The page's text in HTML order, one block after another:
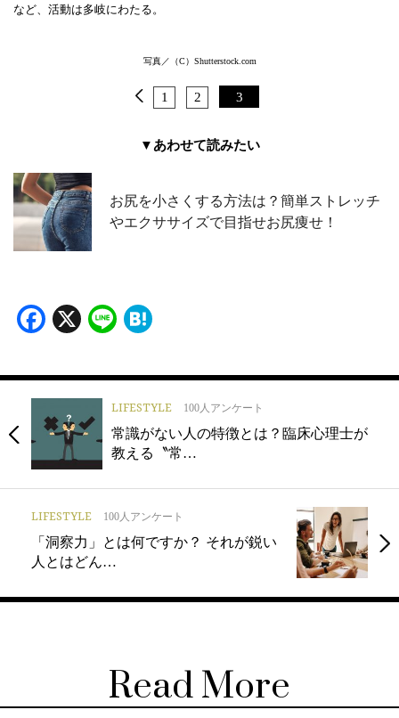
など、活動は多岐にわたる。
写真／（C）Shutterstock.com
1 2 3
▼あわせて読みたい
お尻を小さくする方法は？簡単ストレッチ
やエクササイズで目指せお尻痩せ！
Facebook
X Line
LIFESTYLE 100人アンケート
常識がない人の特徴とは？臨床心理士が
教える〝常…
LIFESTYLE 100人アンケート
「洞察力」とは何ですか？ それが鋭い
人とはどん…
Read More